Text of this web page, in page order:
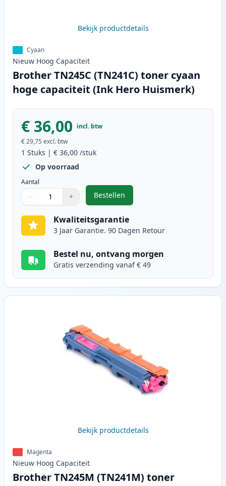
Bekijk productdetails
Cyaan
Nieuw Hoog Capaciteit
Brother TN245C (TN241C) toner cyaan
hoge capaciteit (Ink Hero Huismerk)
€ 36,00 incl. btw
€ 29,75 excl. btw
1 Stuks | € 36,00 /stuk
Op voorraad
Aantal
Gebruik de knoppen om aan te passen
− +
1
Bestellen
,Brother TN245C (TN241C) toner
Kwaliteitsgarantie
3 Jaar Garantie. 90 Dagen Retour
Bestel nu, ontvang morgen
Gratis verzending vanaf € 49
Bekijk productdetails
Magenta
Nieuw Hoog Capaciteit
Brother TN245M (TN241M) toner